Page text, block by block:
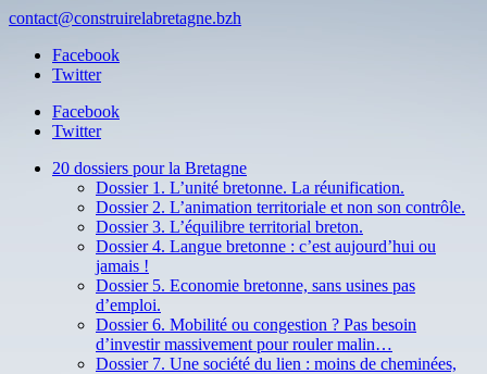
contact@construirelabretagne.bzh
Facebook
Twitter
Facebook
Twitter
20 dossiers pour la Bretagne
Dossier 1. L’unité bretonne. La réunification.
Dossier 2. L’animation territoriale et non son contrôle.
Dossier 3. L’équilibre territorial breton.
Dossier 4. Langue bretonne : c’est aujourd’hui ou
jamais !
Dossier 5. Economie bretonne, sans usines pas
d’emploi.
Dossier 6. Mobilité ou congestion ? Pas besoin
d’investir massivement pour rouler malin…
Dossier 7. Une société du lien : moins de cheminées,